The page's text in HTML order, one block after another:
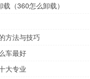
（360怎么卸载）
方法与技巧
车最好
大专业